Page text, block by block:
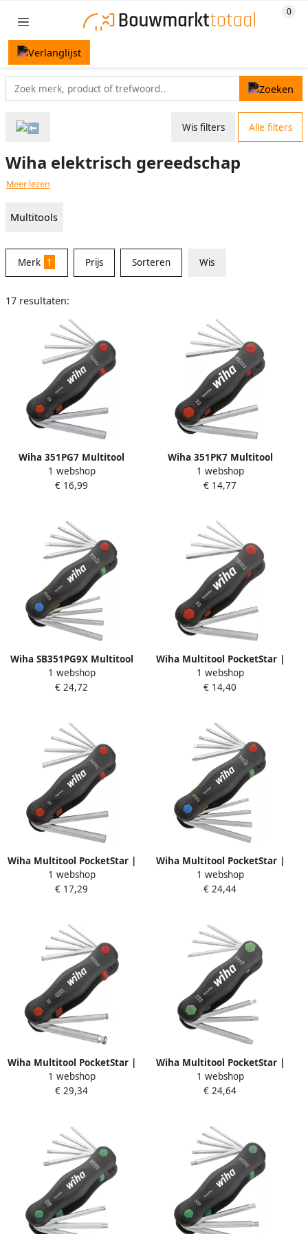
Wis filters Alle filters
Wiha elektrisch gereedschap
Meer lezen
Multitools
Merk 1 Prijs Sorteren Wis
17 resultaten:
Wiha 351PG7 Multitool
PocketStar zeskant 7-delig
23040
1 webshop
€ 16,99
Wiha 351PK7 Multitool
PocketStar zeskant 7-delig
23035
1 webshop
€ 14,77
Wiha SB351PG9X Multitool
PocketStar Assorti 9-delig
25295
1 webshop
€ 24,72
Wiha Multitool PocketStar |
Zeskant | 7-delig | 23037
1 webshop
€ 14,40
Wiha Multitool PocketStar |
Zeskant | 7-delig 23041
1 webshop
€ 17,29
Wiha Multitool PocketStar |
assorti | 9-delig 25293
1 webshop
€ 24,44
Wiha Multitool PocketStar |
Zeskantkogelkop |
MagicRing | 7-delig 23031
1 webshop
€ 29,34
Wiha Multitool PocketStar |
TORX | 7-delig 23051
1 webshop
€ 24,64